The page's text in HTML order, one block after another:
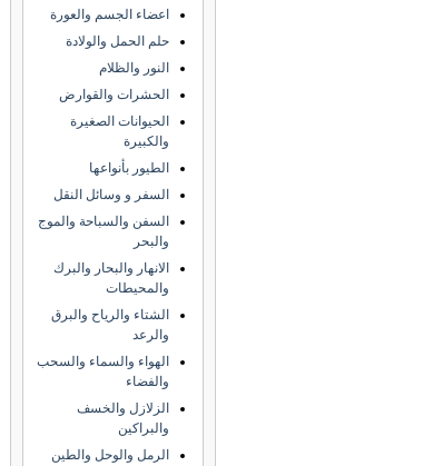
اعضاء الجسم والعورة
حلم الحمل والولادة
النور والظلام
الحشرات والقوارض
الحيوانات الصغيرة
والكبيرة
الطيور بأنواعها
السفر و وسائل النقل
السفن والسباحة والموج
والبحر
الانهار والبحار والبرك
والمحيطات
الشتاء والرياح والبرق
والرعد
الهواء والسماء والسحب
والفضاء
الزلازل والخسف
والبراكين
الرمل والوحل والطين